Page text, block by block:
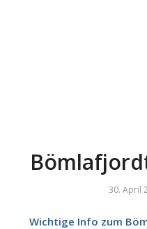
30. April
Wichtige Info zum